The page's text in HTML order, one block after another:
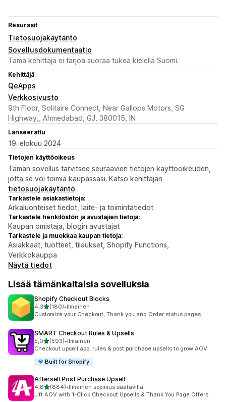
Resurssit
Tietosuojakäytäntö
Sovellusdokumentaatio
Tämä kehittäjä ei tarjoa suoraa tukea kielellä Suomi.
Kehittäjä
QeApps
Verkkosivusto
9th Floor, Solitaire Connect, Near Gallops Motors, SG
Highway,, Ahmedabad, GJ, 380015, IN
Lanseerattu
19. elokuu 2024
Tietojen käyttöoikeus
Tämän sovellus tarvitsee seuraavien tietojen käyttöoikeuden,
jotta se voi toimia kaupassasi. Katso kehittäjän
tietosuojakäytäntö .
Tarkastele asiakastietoja:
Arkaluonteiset tiedot, laite- ja toimintatiedot
Tarkastele henkilöstön ja avustajien tietoja:
Kaupan omistaja, blogin avustajat
Tarkastele ja muokkaa kaupan tietoja:
Asiakkaat, tuotteet, tilaukset, Shopify Functions,
Verkkokauppa
Näytä tiedot
Lisää tämänkaltaisia sovelluksia
Shopify Checkout Blocks
4,3/ 5 tähteä
(180)
180 arvostelua yhteensä
•Ilmainen
Customize your Checkout, Thank you and Order status pages
SMART Checkout Rules & Upsells
5,0/ 5 tähteä
(593)
593 arvostelua yhteensä
•Ilmainen
Checkout upsell app, rules & post purchase upsells to grow AOV
Built for Shopify
Aftersell Post Purchase Upsell
4,8/ 5 tähteä
(884)
884 arvostelua yhteensä
•Ilmainen sopimus saatavilla
Lift AOV with 1-Click Checkout Upsells & Thank You Page Offers